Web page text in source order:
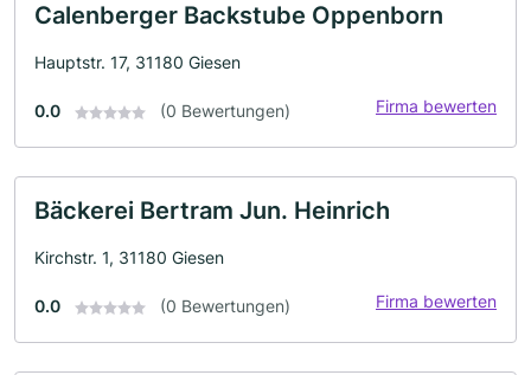
Calenberger Backstube Oppenborn
Hauptstr. 17, 31180 Giesen
0.0 (0 Bewertungen) Firma bewerten
Bäckerei Bertram Jun. Heinrich
Kirchstr. 1, 31180 Giesen
0.0 (0 Bewertungen) Firma bewerten